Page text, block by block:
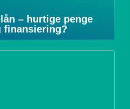
– hurtige penge
finansiering?